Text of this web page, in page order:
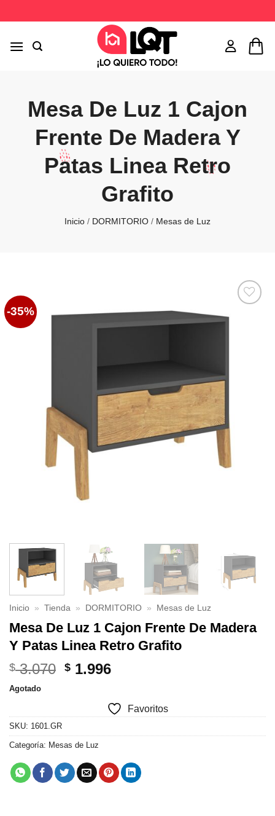
al
Mesa De Luz 1 Cajon
Frente De Madera Y
Patas Linea Retro
Grafito
Inicio / DORMITORIO / Mesas de Luz
-35% Favoritos
Inicio » Tienda » DORMITORIO » Mesas de Luz
Mesa De Luz 1 Cajon Frente De Madera
Y Patas Linea Retro Grafito
$3.070 El
era:
$ 1.996El
es:
Agotado
Favoritos
SKU: 1601.GR
Categoría: Mesas de Luz